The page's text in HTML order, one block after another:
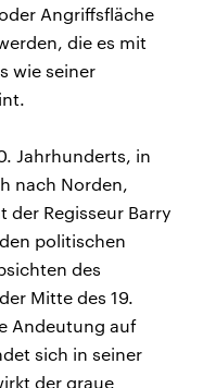
Angriffsfläche
die es mit
wie seiner
Jahrhunderts, in
nach Norden,
der Regisseur Barry
politischen
des
Mitte des 19.
Andeutung auf
sich in seiner
der graue